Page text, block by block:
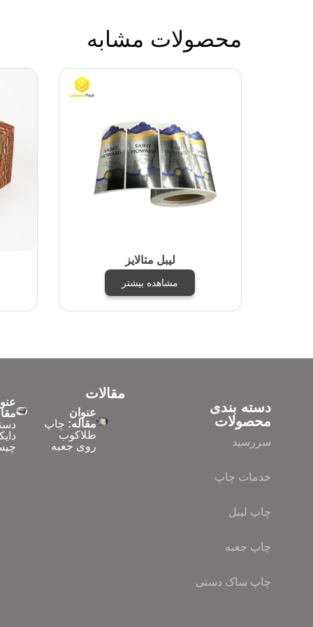
محصولات مشابه
لیبل متالایز
مشاهده بیشتر
دسته بندی
محصولات
سررسید
خدمات چاپ
چاپ لیبل
چاپ جعبه
چاپ ساک دستی
مقالات
عنوان
مقاله: چاپ
طلاکوب
روی جعبه